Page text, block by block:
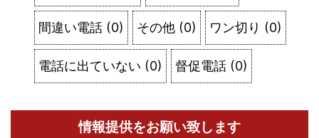
間違い電話 (0) その他 (0) ワン切り (0)
電話に出ていない (0) 督促電話 (0)
情報提供をお願い致します